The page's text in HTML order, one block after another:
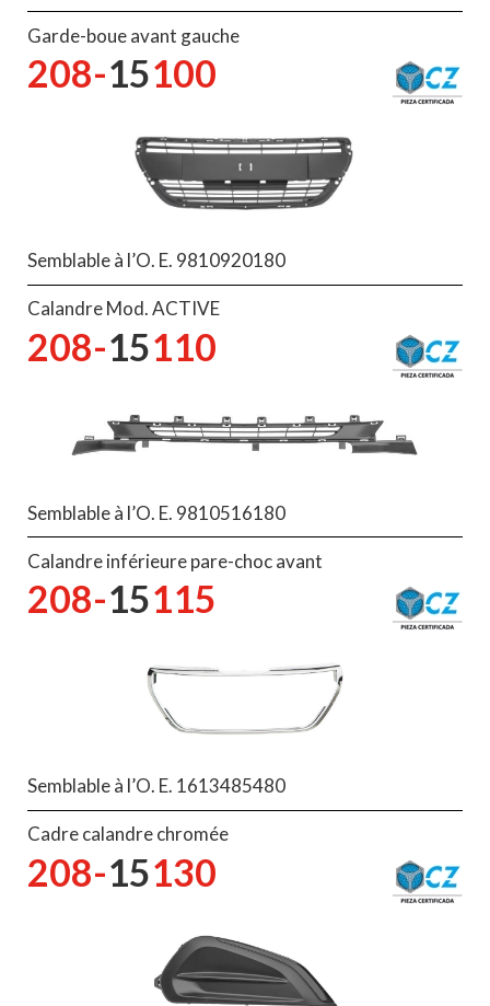
Garde-boue avant gauche
208-15100
Semblable à l’O. E. 9810920180
Calandre Mod. ACTIVE
208-15110
Semblable à l’O. E. 9810516180
Calandre inférieure pare-choc avant
208-15115
Semblable à l’O. E. 1613485480
Cadre calandre chromée
208-15130